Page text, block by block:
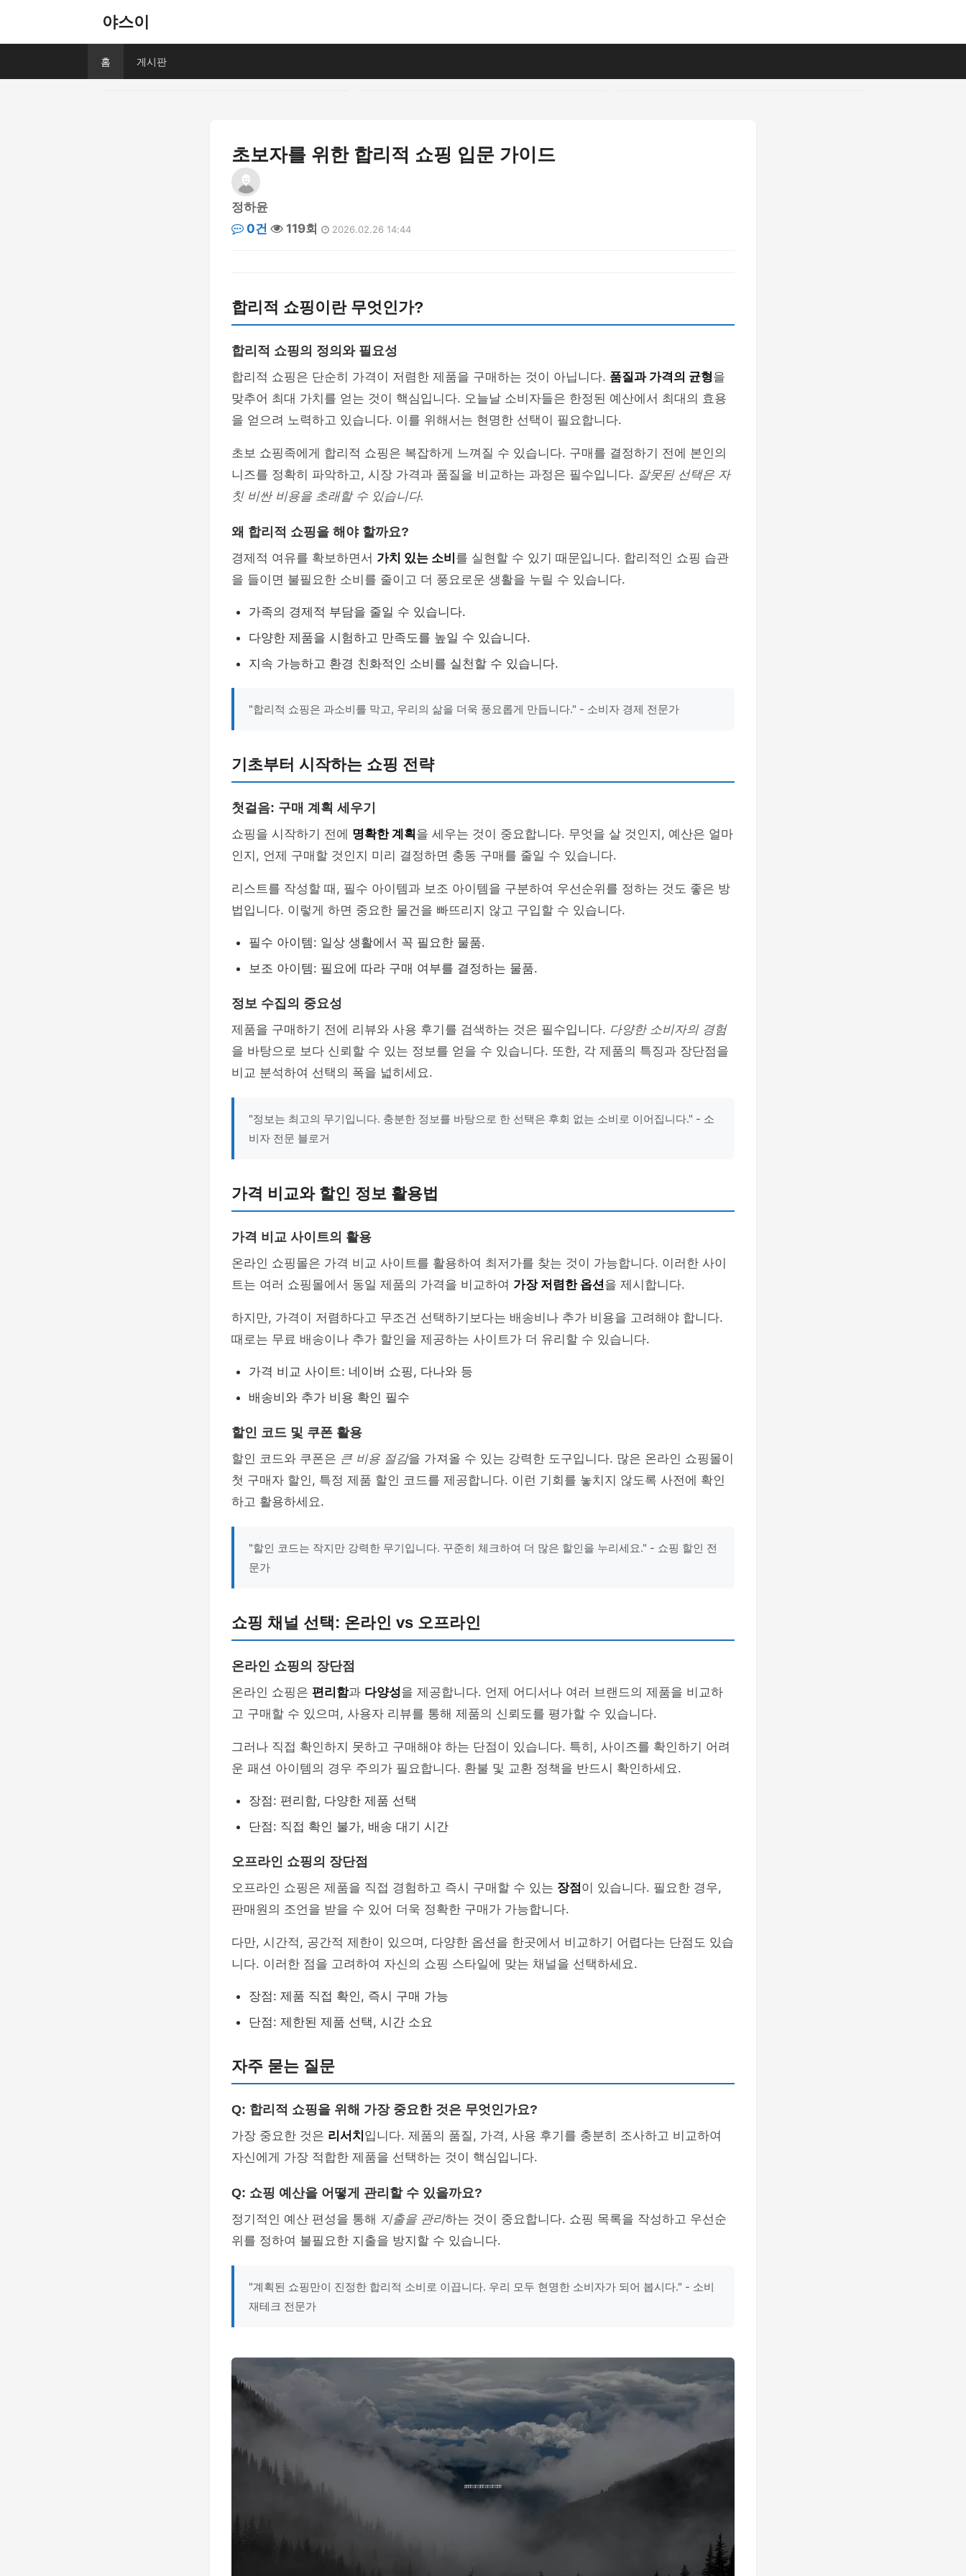
야스이
홈 게시판
초보자를 위한 합리적 쇼핑 입문 가이드
정하윤
0건
119회 2026.02.26 14:44
합리적 쇼핑이란 무엇인가?
합리적 쇼핑의 정의와 필요성
합리적 쇼핑은 단순히 가격이 저렴한 제품을 구매하는 것이 아닙니다. 품질과 가격의 균형을
맞추어 최대 가치를 얻는 것이 핵심입니다. 오늘날 소비자들은 한정된 예산에서 최대의 효용
을 얻으려 노력하고 있습니다. 이를 위해서는 현명한 선택이 필요합니다.
초보 쇼핑족에게 합리적 쇼핑은 복잡하게 느껴질 수 있습니다. 구매를 결정하기 전에 본인의
니즈를 정확히 파악하고, 시장 가격과 품질을 비교하는 과정은 필수입니다. 잘못된 선택은 자
칫 비싼 비용을 초래할 수 있습니다.
왜 합리적 쇼핑을 해야 할까요?
경제적 여유를 확보하면서 가치 있는 소비 를 실현할 수 있기 때문입니다. 합리적인 쇼핑 습관
을 들이면 불필요한 소비를 줄이고 더 풍요로운 생활을 누릴 수 있습니다.
가족의 경제적 부담을 줄일 수 있습니다.
다양한 제품을 시험하고 만족도를 높일 수 있습니다.
지속 가능하고 환경 친화적인 소비를 실천할 수 있습니다.
"합리적 쇼핑은 과소비를 막고, 우리의 삶을 더욱 풍요롭게 만듭니다." - 소비자 경제 전문가
기초부터 시작하는 쇼핑 전략
첫걸음: 구매 계획 세우기
쇼핑을 시작하기 전에 명확한 계획 을 세우는 것이 중요합니다. 무엇을 살 것인지, 예산은 얼마
인지, 언제 구매할 것인지 미리 결정하면 충동 구매를 줄일 수 있습니다.
리스트를 작성할 때, 필수 아이템과 보조 아이템을 구분하여 우선순위를 정하는 것도 좋은 방
법입니다. 이렇게 하면 중요한 물건을 빠뜨리지 않고 구입할 수 있습니다.
필수 아이템: 일상 생활에서 꼭 필요한 물품.
보조 아이템: 필요에 따라 구매 여부를 결정하는 물품.
정보 수집의 중요성
제품을 구매하기 전에 리뷰와 사용 후기를 검색하는 것은 필수입니다. 다양한 소비자의 경험
을 바탕으로 보다 신뢰할 수 있는 정보를 얻을 수 있습니다. 또한, 각 제품의 특징과 장단점을
비교 분석하여 선택의 폭을 넓히세요.
"정보는 최고의 무기입니다. 충분한 정보를 바탕으로 한 선택은 후회 없는 소비로 이어집니다." - 소
비자 전문 블로거
가격 비교와 할인 정보 활용법
가격 비교 사이트의 활용
온라인 쇼핑몰은 가격 비교 사이트를 활용하여 최저가를 찾는 것이 가능합니다. 이러한 사이
트는 여러 쇼핑몰에서 동일 제품의 가격을 비교하여 가장 저렴한 옵션을 제시합니다.
하지만, 가격이 저렴하다고 무조건 선택하기보다는 배송비나 추가 비용을 고려해야 합니다.
때로는 무료 배송이나 추가 할인을 제공하는 사이트가 더 유리할 수 있습니다.
가격 비교 사이트: 네이버 쇼핑, 다나와 등
배송비와 추가 비용 확인 필수
할인 코드 및 쿠폰 활용
할인 코드와 쿠폰은 큰 비용 절감을 가져올 수 있는 강력한 도구입니다. 많은 온라인 쇼핑몰이
첫 구매자 할인, 특정 제품 할인 코드를 제공합니다. 이런 기회를 놓치지 않도록 사전에 확인
하고 활용하세요.
"할인 코드는 작지만 강력한 무기입니다. 꾸준히 체크하여 더 많은 할인을 누리세요." - 쇼핑 할인 전
문가
쇼핑 채널 선택: 온라인 vs 오프라인
온라인 쇼핑의 장단점
온라인 쇼핑은 편리함과 다양성을 제공합니다. 언제 어디서나 여러 브랜드의 제품을 비교하
고 구매할 수 있으며, 사용자 리뷰를 통해 제품의 신뢰도를 평가할 수 있습니다.
그러나 직접 확인하지 못하고 구매해야 하는 단점이 있습니다. 특히, 사이즈를 확인하기 어려
운 패션 아이템의 경우 주의가 필요합니다. 환불 및 교환 정책을 반드시 확인하세요.
장점: 편리함, 다양한 제품 선택
단점: 직접 확인 불가, 배송 대기 시간
오프라인 쇼핑의 장단점
오프라인 쇼핑은 제품을 직접 경험하고 즉시 구매할 수 있는 장점이 있습니다. 필요한 경우,
판매원의 조언을 받을 수 있어 더욱 정확한 구매가 가능합니다.
다만, 시간적, 공간적 제한이 있으며, 다양한 옵션을 한곳에서 비교하기 어렵다는 단점도 있습
니다. 이러한 점을 고려하여 자신의 쇼핑 스타일에 맞는 채널을 선택하세요.
장점: 제품 직접 확인, 즉시 구매 가능
단점: 제한된 제품 선택, 시간 소요
자주 묻는 질문
Q: 합리적 쇼핑을 위해 가장 중요한 것은 무엇인가요?
가장 중요한 것은 리서치 입니다. 제품의 품질, 가격, 사용 후기를 충분히 조사하고 비교하여
자신에게 가장 적합한 제품을 선택하는 것이 핵심입니다.
Q: 쇼핑 예산을 어떻게 관리할 수 있을까요?
정기적인 예산 편성을 통해 지출을 관리하는 것이 중요합니다. 쇼핑 목록을 작성하고 우선순
위를 정하여 불필요한 지출을 방지할 수 있습니다.
"계획된 쇼핑만이 진정한 합리적 소비로 이끕니다. 우리 모두 현명한 소비자가 되어 봅시다." - 소비
재테크 전문가